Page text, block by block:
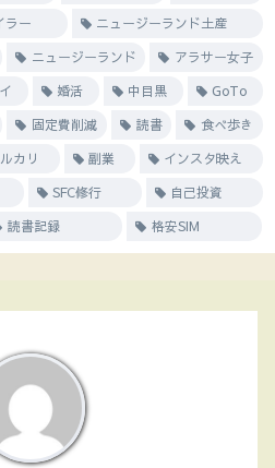
ラー
ニュージーランド土産
ニュージーランド
アラサー女子
婚活 中目黒
GoTo
固定費削減 読書
食べ歩き
カリ 副業
インスタ映え
SFC修行
自己投資
読書記録 格安SIM